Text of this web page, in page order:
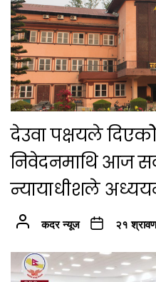
देउवा पक्षयले
निवेदनमाथि आज
न्यायाधीशले
कदर न्यूज २१